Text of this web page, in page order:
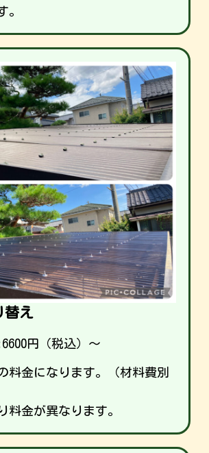
。
え
6600円（税込）～
料金になります。（材料費別
料金が異なります。